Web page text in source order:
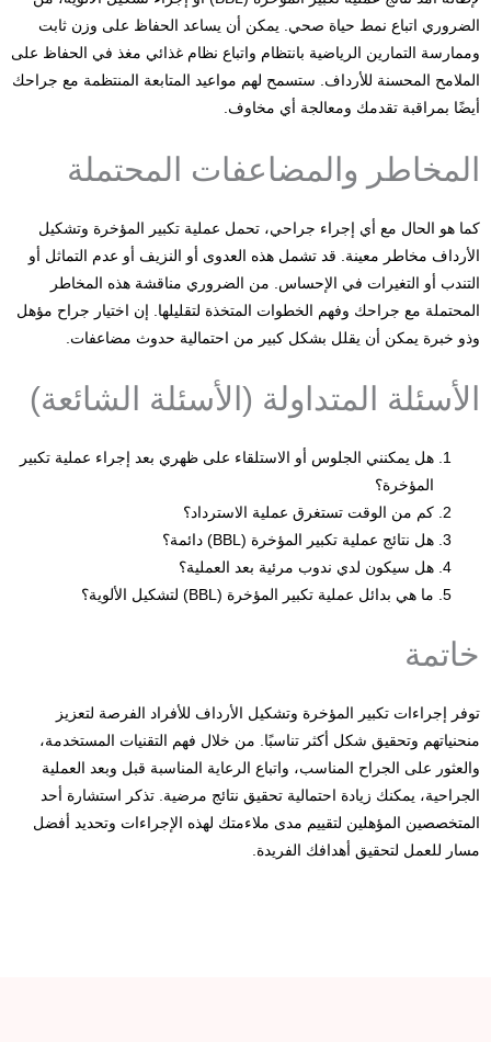
الضروري اتباع نمط حياة صحي. يمكن أن يساعد الحفاظ على وزن ثابت
وممارسة التمارين الرياضية بانتظام واتباع نظام غذائي مغذ في الحفاظ على
الملامح المحسنة للأرداف. ستسمح لهم مواعيد المتابعة المنتظمة مع جراحك
أيضًا بمراقبة تقدمك ومعالجة أي مخاوف.
المخاطر والمضاعفات المحتملة
كما هو الحال مع أي إجراء جراحي، تحمل عملية تكبير المؤخرة وتشكيل
الأرداف مخاطر معينة. قد تشمل هذه العدوى أو النزيف أو عدم التماثل أو
التندب أو التغيرات في الإحساس. من الضروري مناقشة هذه المخاطر
المحتملة مع جراحك وفهم الخطوات المتخذة لتقليلها. إن اختيار جراح مؤهل
وذو خبرة يمكن أن يقلل بشكل كبير من احتمالية حدوث مضاعفات.
الأسئلة المتداولة (الأسئلة الشائعة)
هل يمكنني الجلوس أو الاستلقاء على ظهري بعد إجراء عملية تكبير
المؤخرة؟
كم من الوقت تستغرق عملية الاسترداد؟
هل نتائج عملية تكبير المؤخرة (BBL) دائمة؟
هل سيكون لدي ندوب مرئية بعد العملية؟
ما هي بدائل عملية تكبير المؤخرة (BBL) لتشكيل الألوية؟
خاتمة
توفر إجراءات تكبير المؤخرة وتشكيل الأرداف للأفراد الفرصة لتعزيز
منحنياتهم وتحقيق شكل أكثر تناسبًا. من خلال فهم التقنيات المستخدمة،
والعثور على الجراح المناسب، واتباع الرعاية المناسبة قبل وبعد العملية
الجراحية، يمكنك زيادة احتمالية تحقيق نتائج مرضية. تذكر استشارة أحد
المتخصصين المؤهلين لتقييم مدى ملاءمتك لهذه الإجراءات وتحديد أفضل
مسار للعمل لتحقيق أهدافك الفريدة.